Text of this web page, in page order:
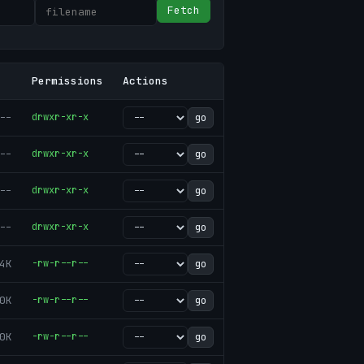
Fetch
Permissions Actions
-- drwxr-xr-x go
-- drwxr-xr-x go
-- drwxr-xr-x go
-- drwxr-xr-x go
-rw-r--r-- go
0K -rw-r--r-- go
0K -rw-r--r-- go